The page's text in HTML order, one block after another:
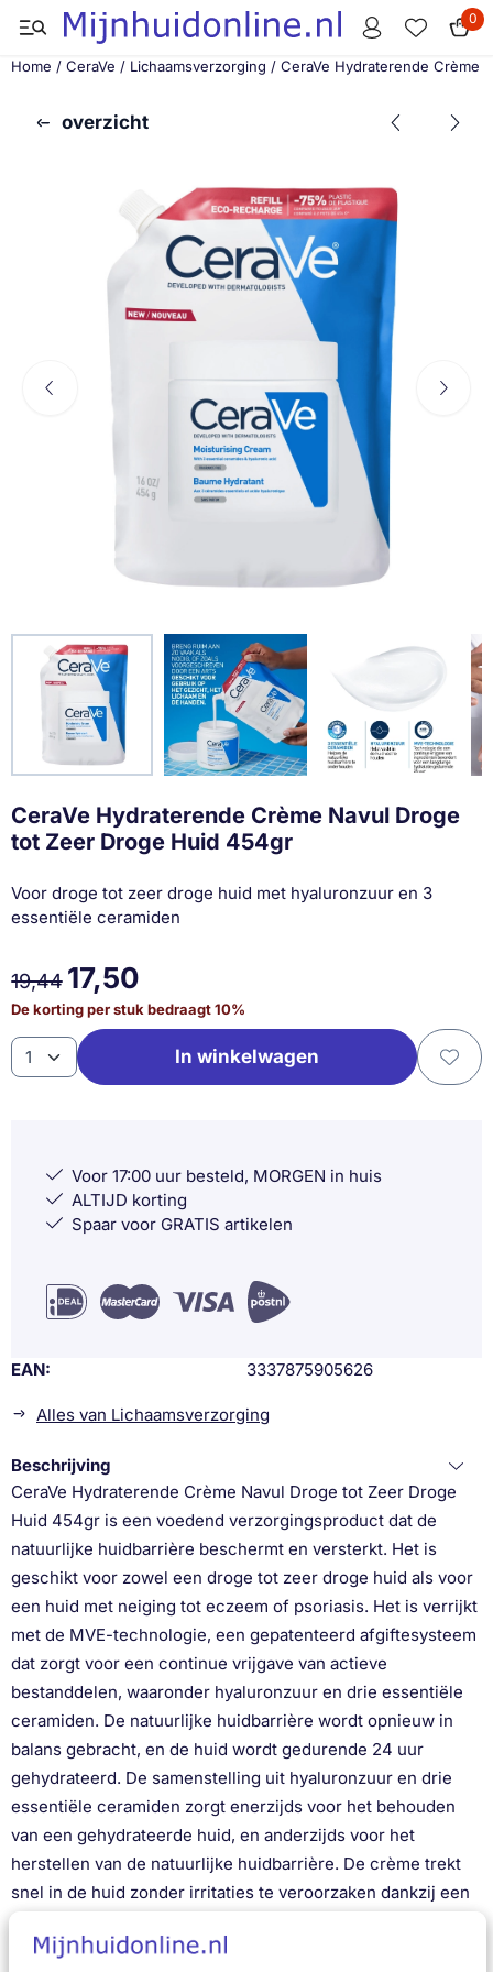
Cookievoorkeuren zijn momenteel gesloten. 0
Home / CeraVe / Lichaamsverzorging / CeraVe Hydraterende Crème
overzicht
CeraVe Hydraterende Crème Navul Droge
tot Zeer Droge Huid 454gr
Voor droge tot zeer droge huid met hyaluronzuur en 3
essentiële ceramiden
19,44 17,50
De korting per stuk bedraagt10%
Aantal In winkelwagen
Voor 17:00 uur besteld, MORGEN in huis
ALTIJD korting
Spaar voor GRATIS artikelen
EAN 3337875905626
Alles van Lichaamsverzorging
Beschrijving
CeraVe Hydraterende Crème Navul Droge tot Zeer Droge
Huid 454gr is een voedend verzorgingsproduct dat de
natuurlijke huidbarrière beschermt en versterkt. Het is
geschikt voor zowel een droge tot zeer droge huid als voor
een huid met neiging tot eczeem of psoriasis. Het is verrijkt
met de MVE-technologie, een gepatenteerd afgiftesysteem
dat zorgt voor een continue vrijgave van actieve
bestanddelen, waaronder hyaluronzuur en drie essentiële
ceramiden. De natuurlijke huidbarrière wordt opnieuw in
balans gebracht, en de huid wordt gedurende 24 uur
gehydrateerd. De samenstelling uit hyaluronzuur en drie
essentiële ceramiden zorgt enerzijds voor het behouden
van een gehydrateerde huid, en anderzijds voor het
herstellen van de natuurlijke huidbarrière. De crème trekt
snel in de huid zonder irritaties te veroorzaken dankzij een
hypoallergeen en parfumvrij. Getest door dermatologen.